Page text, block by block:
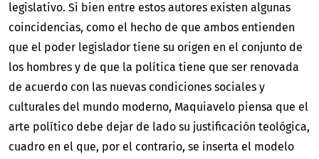
legislativo. Si bien entre estos autores existen algunas
coincidencias, como el hecho de que ambos entienden
que el poder legislador tiene su origen en el conjunto de
los hombres y de que la política tiene que ser renovada
de acuerdo con las nuevas condiciones sociales y
culturales del mundo moderno, Maquiavelo piensa que el
arte político debe dejar de lado su justificación teológica,
cuadro en el que, por el contrario, se inserta el modelo